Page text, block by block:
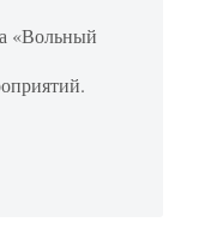
«Вольный